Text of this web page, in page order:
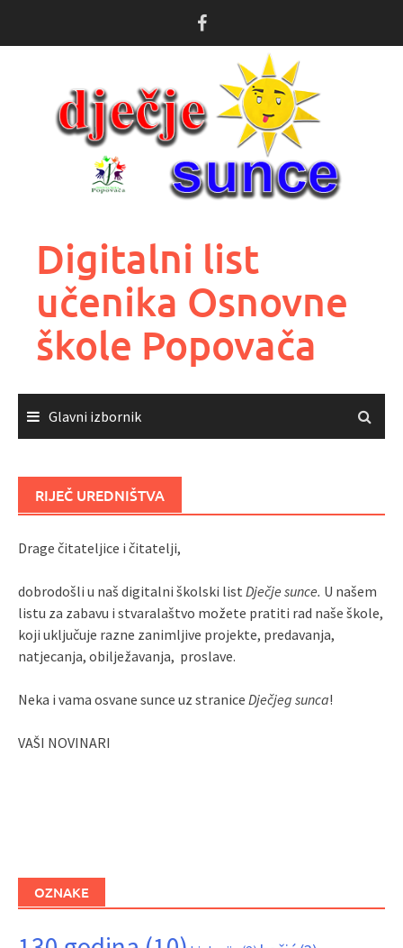
Digitalni list
učenika Osnovne
škole Popovača
Glavni izbornik
RIJEČ UREDNIŠTVA
Drage čitateljice i čitatelji,
dobrodošli u naš digitalni školski list Dječje sunce. U našem
listu za zabavu i stvaralaštvo možete pratiti rad naše škole,
koji uključuje razne zanimljive projekte, predavanja,
natjecanja, obilježavanja, proslave.
Neka i vama osvane sunce uz stranice Dječjeg sunca!
VAŠI NOVINARI
OZNAKE